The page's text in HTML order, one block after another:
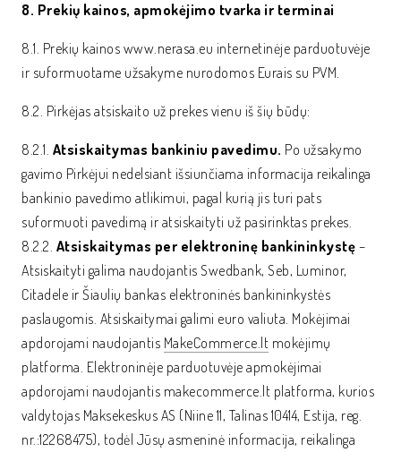
8. Prekių kainos, apmokėjimo tvarka ir terminai
8.1. Prekių kainos www.nerasa.eu internetinėje parduotuvėje
ir suformuotame užsakyme nurodomos Eurais su PVM.
8.2. Pirkėjas atsiskaito už prekes vienu iš šių būdų:
8.2.1. Atsiskaitymas bankiniu pavedimu. Po užsakymo
gavimo Pirkėjui nedelsiant išsiunčiama informacija reikalinga
bankinio pavedimo atlikimui, pagal kurią jis turi pats
suformuoti pavedimą ir atsiskaityti už pasirinktas prekes.
8.2.2. Atsiskaitymas per elektroninę bankininkystę –
Atsiskaityti galima naudojantis Swedbank, Seb, Luminor,
Citadele ir Šiaulių bankas elektroninės bankininkystės
paslaugomis. Atsiskaitymai galimi euro valiuta. Mokėjimai
apdorojami naudojantis MakeCommerce.lt mokėjimų
platforma. Elektroninėje parduotuvėje apmokėjimai
apdorojami naudojantis makecommerce.lt platforma, kurios
valdytojas Maksekeskus AS (Niine 11, Talinas 10414, Estija, reg.
nr.:12268475), todėl Jūsų asmeninė informacija, reikalinga